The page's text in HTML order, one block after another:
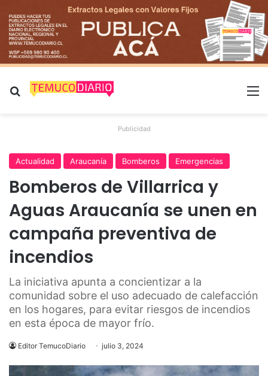
Buscar por
Publicidad
Actualidad Araucanía Bomberos Emergencias
Bomberos de Villarrica y
Aguas Araucanía se unen en
campaña preventiva de
incendios
La iniciativa apunta a concientizar a la
comunidad sobre el uso adecuado de calefacción
en los hogares, para evitar riesgos de incendios
en esta época de mayor frío.
Editor TemucoDiario julio 3, 2024